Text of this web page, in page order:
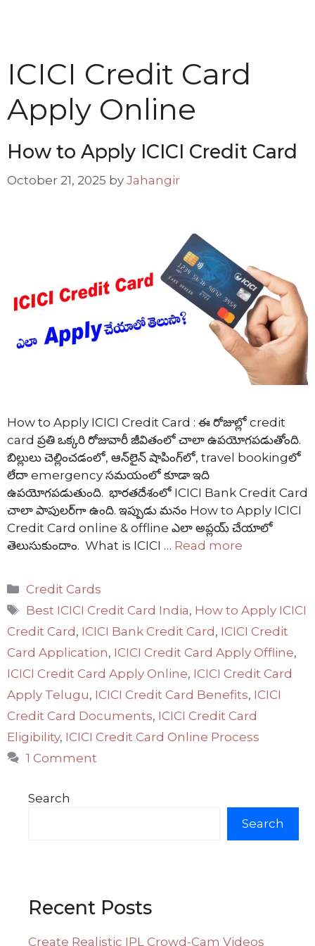
ICICI Credit Card
Apply Online
How to Apply ICICI Credit Card
October 21, 2025 by Jahangir
How to Apply ICICI Credit Card : ఈ రోజుల్లో credit
card ప్రతి ఒక్కరి రోజువారీ జీవితంలో చాలా ఉపయోగపడుతోంది.
బిల్లులు చెల్లించడంలో, ఆన్‌లైన్ షాపింగ్‌లో, travel bookingలో
లేదా emergency సమయంలో కూడా ఇది
ఉపయోగపడుతుంది. భారతదేశంలో ICICI Bank Credit Card
చాలా పాపులర్‌గా ఉంది. ఇప్పుడు మనం How to Apply ICICI
Credit Card online & offline ఎలా అప్లయ్ చేయాలో
తెలుసుకుందాం. What is ICICI … Read more
Categories
Credit Cards
Tags
Best ICICI Credit Card India, How to Apply ICICI
Credit Card, ICICI Bank Credit Card, ICICI Credit
Card Application, ICICI Credit Card Apply Offline,
ICICI Credit Card Apply Online, ICICI Credit Card
Apply Telugu, ICICI Credit Card Benefits, ICICI
Credit Card Documents, ICICI Credit Card
Eligibility, ICICI Credit Card Online Process
1 Comment
Search
Search
Recent Posts
Create Realistic IPL Crowd-Cam Videos